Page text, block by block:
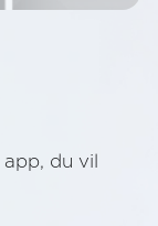
du vil